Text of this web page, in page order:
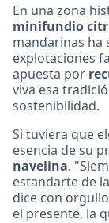
En una zona
minifundio
mandarinas ha
explotaciones
apuesta por
viva esa
sostenibilidad.
Si tuviera que
esencia de su
navelina.
estandarte de
dice con
el presente, la